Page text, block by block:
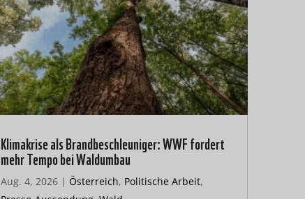
Klimakrise als Brandbeschleuniger: WWF fordert
mehr Tempo bei Waldumbau
Aug. 4, 2026| Österreich, Politische Arbeit,